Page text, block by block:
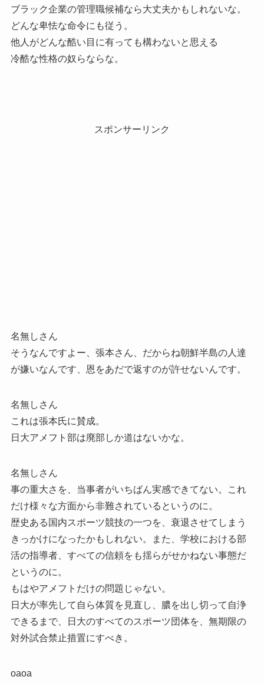
ブラック企業の管理職候補なら大丈夫かもしれないな。
どんな卑怯な命令にも従う。
他人がどんな酷い目に有っても構わないと思える
冷酷な性格の奴らならな。
スポンサーリンク
名無しさん
そうなんですよー、張本さん、だからね朝鮮半島の人達
が嫌いなんです、恩をあだで返すのが許せないんです。
名無しさん
これは張本氏に賛成。
日大アメフト部は廃部しか道はないかな。
名無しさん
事の重大さを、当事者がいちばん実感できてない。これ
だけ様々な方面から非難されているというのに。
歴史ある国内スポーツ競技の一つを、衰退させてしまう
きっかけになったかもしれない。また、学校における部
活の指導者、すべての信頼をも揺らがせかねない事態だ
というのに。
もはやアメフトだけの問題じゃない。
日大が率先して自ら体質を見直し、膿を出し切って自浄
できるまで、日大のすべてのスポーツ団体を、無期限の
対外試合禁止措置にすべき。
oaoa